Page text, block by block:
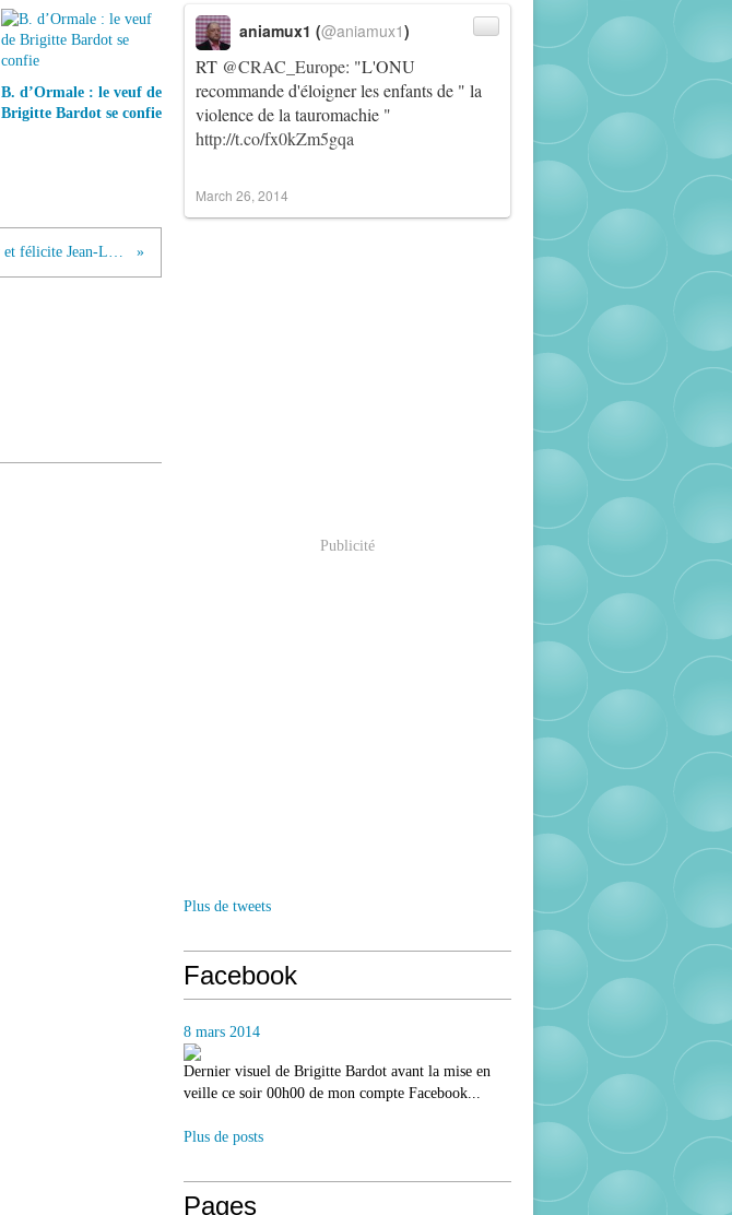
B. d’Ormale : le veuf de
Brigitte Bardot se confie
Brigitte Bardot dézingue Nicolas Sarkozy et félicite Jean-Luc Mélenchon sur leurs positions face à la cause animale
RT @CRAC_Europe: "L'ONU
recommande d'éloigner les enfants de " la
violence de la tauromachie "
http://t.co/fx0kZm5gqa
aniamux1 (@aniamux1)
March 26, 2014
Publicité
Plus de tweets
Facebook
8 mars 2014
Dernier visuel de Brigitte Bardot avant la mise en
veille ce soir 00h00 de mon compte Facebook...
Plus de posts
Pages